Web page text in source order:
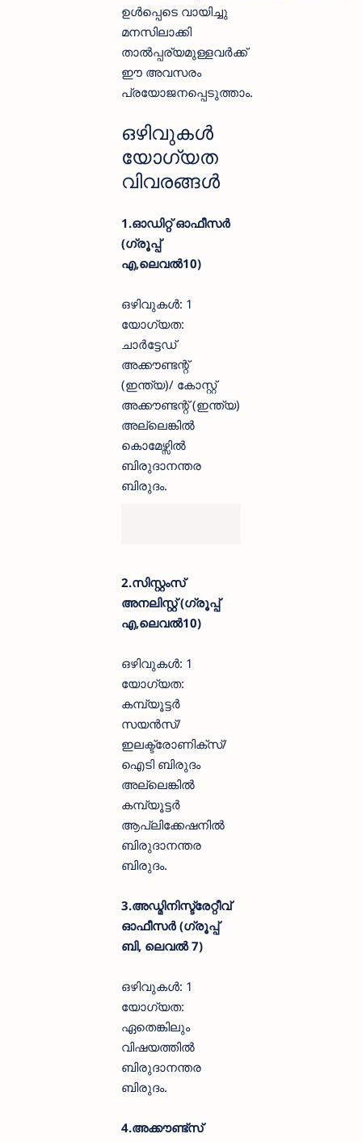
ഉൾപ്പെടെ വായിച്ചു
മനസിലാക്കി
താൽപ്പര്യമുള്ളവർക്ക്
ഈ അവസരം
പ്രയോജനപ്പെടുത്താം.
ഒഴിവുകൾ
യോഗ്യത
വിവരങ്ങൾ
1.ഓഡിറ്റ് ഓഫീസർ
(ഗ്രൂപ്പ്
എ,ലെവൽ10)
ഒഴിവുകൾ: 1
യോഗ്യത:
ചാർട്ടേഡ്
അക്കൗണ്ടന്റ്
(ഇന്ത്യ)/ കോസ്റ്റ്
അക്കൗണ്ടന്റ് (ഇന്ത്യ)
അല്ലെങ്കിൽ
കൊമേഴ്സിൽ
ബിരുദാനന്തര
ബിരുദം.
2.സിസ്റ്റംസ്
അനലിസ്റ്റ് (ഗ്രൂപ്പ്
എ,ലെവൽ10)
ഒഴിവുകൾ: 1
യോഗ്യത:
കമ്പ്യൂട്ടർ
സയൻസ്/
ഇലക്ട്രോണിക്സ്/
ഐടി ബിരുദം
അല്ലെങ്കിൽ
കമ്പ്യൂട്ടർ
ആപ്ലിക്കേഷനിൽ
ബിരുദാനന്തര
ബിരുദം.
3.അഡ്മിനിസ്ട്രേറ്റീവ്
ഓഫീസർ (ഗ്രൂപ്പ്
ബി, ലെവൽ 7)
ഒഴിവുകൾ: 1
യോഗ്യത:
ഏതെങ്കിലും
വിഷയത്തിൽ
ബിരുദാനന്തര
ബിരുദം.
4.അക്കൗണ്ട്സ്